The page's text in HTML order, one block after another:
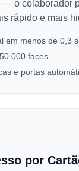
o colaborador
rápido e mais
em menos de 0,3
faces
e portas
por